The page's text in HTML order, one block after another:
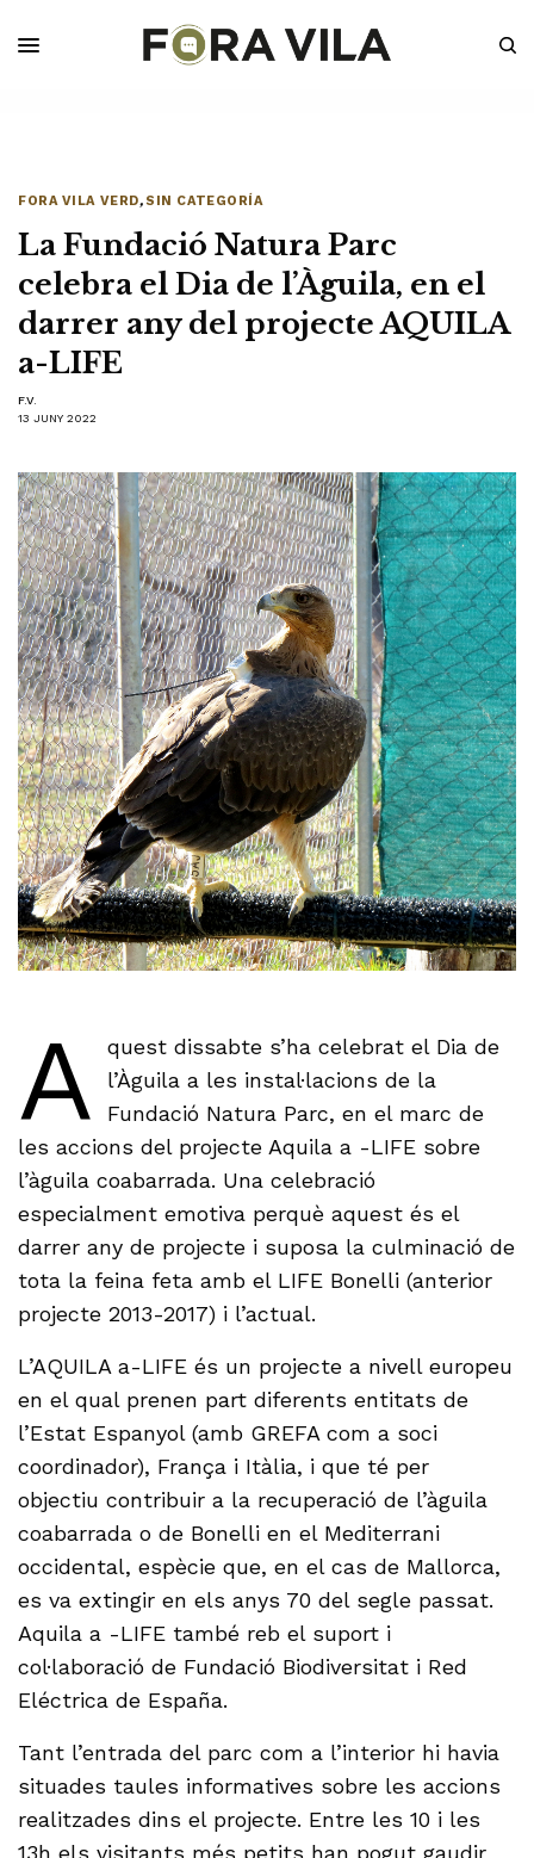
FORA VILA VERD,SIN CATEGORÍA
La Fundació Natura Parc
celebra el Dia de l’Àguila, en el
darrer any del projecte AQUILA
a-LIFE
F.V.
13 JUNY 2022
A
quest dissabte s’ha celebrat el Dia de
l’Àguila a les instal·lacions de la
Fundació Natura Parc, en el marc de
les accions del projecte Aquila a -LIFE sobre
l’àguila coabarrada. Una celebració
especialment emotiva perquè aquest és el
darrer any de projecte i suposa la culminació de
tota la feina feta amb el LIFE Bonelli (anterior
projecte 2013-2017) i l’actual.
L’AQUILA a-LIFE és un projecte a nivell europeu
en el qual prenen part diferents entitats de
l’Estat Espanyol (amb GREFA com a soci
coordinador), França i Itàlia, i que té per
objectiu contribuir a la recuperació de l’àguila
coabarrada o de Bonelli en el Mediterrani
occidental, espècie que, en el cas de Mallorca,
es va extingir en els anys 70 del segle passat.
Aquila a -LIFE també reb el suport i
col·laboració de Fundació Biodiversitat i Red
Eléctrica de España.
Tant l’entrada del parc com a l’interior hi havia
situades taules informatives sobre les accions
realitzades dins el projecte. Entre les 10 i les